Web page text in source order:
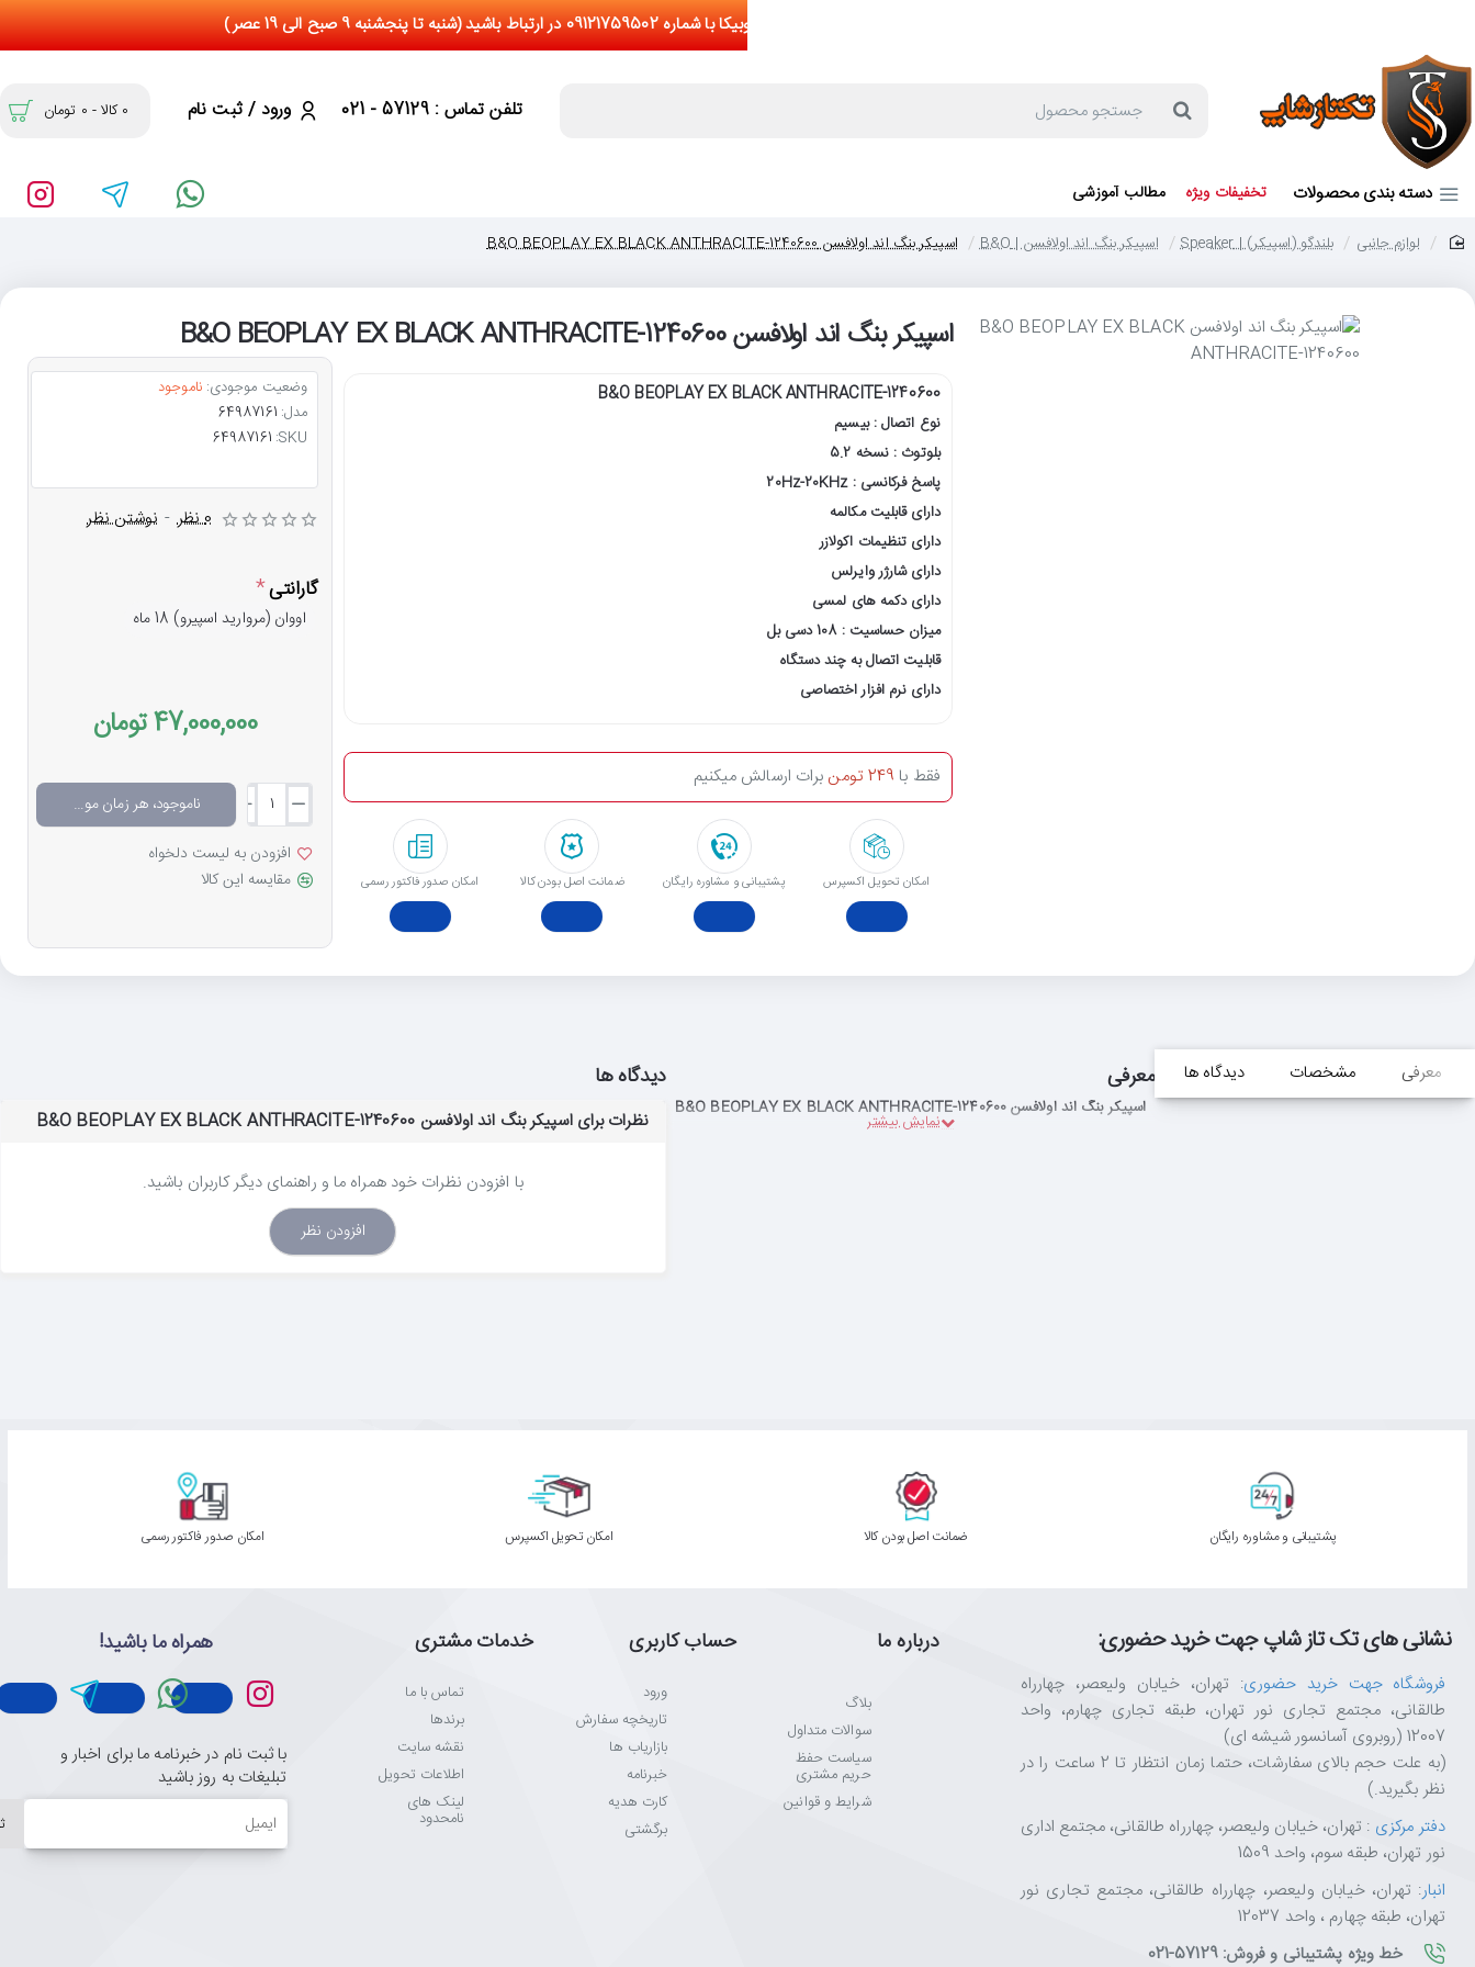
جستجو
تلفن تماس : 57129 - 021 ورود / ثبت نام 0 کالا - 0 تومان
دسته بندی محصولات تخفیفات ویژه مطالب آموزشی
لوازم جانبی بلندگو (اسپیکر) | Speaker اسپیکر بنگ اند اولافسن | B&O اسپیکر بنگ اند اولافسن B&O BEOPLAY EX BLACK ANTHRACITE-1240600
اسپیکر بنگ اند اولافسن B&O BEOPLAY EX BLACK ANTHRACITE-1240600
B&O BEOPLAY EX BLACK ANTHRACITE-1240600
نوع اتصال : بیسیم
بلوتوث : نسخه 5.2
پاسخ فرکانسی : 20Hz-20KHz
دارای قابلیت مکالمه
دارای تنظیمات اکولازر
دارای شارژر وایرلس
دارای دکمه های لمسی
میزان حساسیت : 108 دسی بل
قابلیت اتصال به چند دستگاه
دارای نرم افزار اختصاصی
امکان تحویل اکسپرس پشتیبانی و مشاوره رایگان ﺿﻤﺎﻧﺖ اﺻﻞ ﺑﻮدن ﮐﺎﻟﺎ امکان صدور فاکتور رسمی
فقط با 249 تومن برات ارسالش میکنیم
وضعیت موجودی: ناموجود
مدل: 64987161
SKU:
64987161
0 نظر - نوشتن نظر
گارانتی
اووان (مروارید اسپیرو) 18 ماه
47,000,000 تومان
ناموجود، هر زمان موجود شد خبرم کن
افزودن به لیست دلخواه
مقایسه این کالا
معرفی مشخصات دیدگاه ها معرفی
اسپیکر بنگ اند اولافسن B&O BEOPLAY EX BLACK ANTHRACITE-1240600
دیدگاه ها
نظرات برای اسپیکر بنگ اند اولافسن B&O BEOPLAY EX BLACK ANTHRACITE-1240600
با افزودن نظرات خود همراه ما و راهنمای دیگر کاربران باشید.
افزودن نظر
پشتیبانی و مشاوره رایگان ﺿﻤﺎﻧﺖ اﺻﻞ ﺑﻮدن ﮐﺎﻟﺎ اﻣﮑﺎن ﺗﺤﻮﯾﻞ اﮐﺴﭙﺮس امکان صدور فاکتور رسمی
نشانی های تک تاز شاپ جهت خرید حضوری:
فروشگاه جهت خرید حضوری: تهران، خیابان ولیعصر، چهارراه
طالقانی، مجتمع تجاری نور تهران، طبقه تجاری چهارم، واحد
12007 (روبروی آسانسور شیشه ای)
(به علت حجم بالای سفارشات، حتما زمان انتظار تا 2 ساعت را در
نظر بگیرید.)
دفتر مرکزی : تهران، خیابان ولیعصر، چهارراه طالقانی، مجتمع اداری
نور تهران، طبقه سوم، واحد 1509
انبار: تهران، خیابان ولیعصر، چهارراه طالقانی، مجتمع تجاری نور
تهران، طبقه چهارم ، واحد 12037
خط ویژه پشتیبانی و فروش: 57129-021
درباره ما
بلاگ
سوالات متداول
سیاست حفظ
حریم مشتری
شرایط و قوانین
حساب کاربری
ورود
تاریخچه سفارش
بازاریاب ها
خبرنامه
کارت هدیه
برگشتی
خدمات مشتری
تماس با ما
برندها
نقشه سایت
اطلاعات تحویل
لینک های
نامحدود
همراه ما باشید!
با ثبت نام در خبرنامه ما برای اخبار و
تبلیغات به روز باشید
ایمیل